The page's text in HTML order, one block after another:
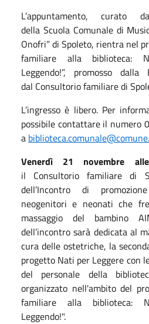
L’appuntamento, curato
della Scuola Comunale di
Onofri” di Spoleto, rientra nel
familiare alla biblioteca:
Leggendo!”, promosso dalla
dal Consultorio familiare di
L’ingresso è libero. Per
possibile contattare il numero
a
Venerdì
21 novembre
il Consultorio familiare di
dell’Incontro di
neogenitori e neonati che
massaggio del bambino
dell’incontro sarà dedicata al
cura delle ostetriche, la
progetto Nati per Leggere con
del personale della
organizzato nell'ambito del
familiare alla biblioteca:
Leggendo!".